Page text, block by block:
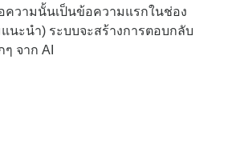
ความนั้นเป็นข้อความแรกในช่อง
ะนำ) ระบบจะสร้างการตอบกลับ
จาก AI